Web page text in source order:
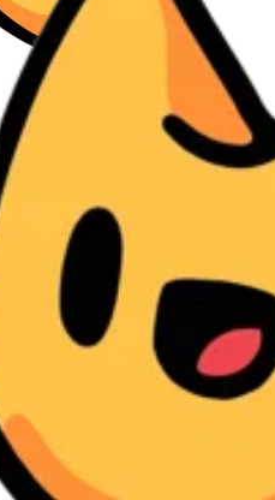
Накрутка подписчиков и лайков